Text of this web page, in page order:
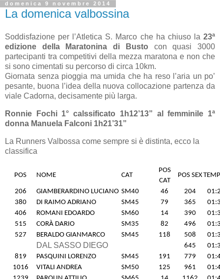
domenica 9 novembre 2014
La domenica valbossina
Soddisfazione per l’Atletica S. Marco che ha chiuso la 23ª
edizione della Maratonina di Busto con quasi 3000
partecipanti tra competitivi della mezza maratona e non che
si sono cimentati su percorso di circa 10km.
Giornata senza pioggia ma umida che ha reso l’aria un po’
pesante, buona l’idea della nuova collocazione partenza da
viale Cadorna, decisamente più larga.
Ronnie Fochi 1° calssificato 1h12’13” al femminile 1ª
donna Manuela Falconi 1h21’31”
La Runners Valbossa come sempre si è distinta, ecco la
classifica
POS NOME CAT
POS
CAT
POS SEX
206 GIAMBERARDINO LUCIANO SM40 46 204
380
DI RAIMO ADRIANO SM45 79 365
406
ROMANI EDOARDO SM60 14 390
515
CORÀ DARIO SM35 82 496
527
BERALDO GIANMARCO SM45 118 508
DAL SASSO DIEGO 645
819
PASQUINI LORENZO SM45 191 779
1016
VITALI ANDREA SM50 125 961